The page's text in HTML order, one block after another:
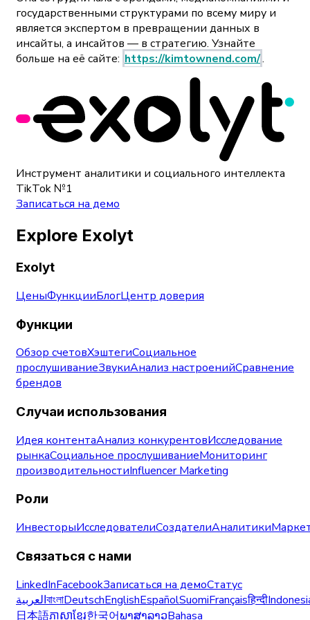
государственными структурами по всему миру и
является экспертом в превращении данных в
инсайты, а инсайтов — в стратегию. Узнайте
больше на её сайте: https://kimtownend.com/.
Инструмент аналитики и социального интеллекта
TikTok №1
Записаться на демо
Explore Exolyt
Exolyt
ЦеныФункцииБлогЦентр доверия
Функции
Обзор счетовХэштегиСоциальное
прослушиваниеЗвукиАнализ настроенийСравнение
брендов
Случаи использования
Идея контентаАнализ конкурентовИсследование
рынкаСоциальное прослушиваниеМониторинг
производительностиInfluencer Marketing
Роли
ИнвесторыИсследователиСоздателиАналитики
Связаться с нами
LinkedInFacebookЗаписаться на демоСтатус
العربيةবাংলাDeutschEnglishEspañolSuomiFrançaisहिन्दी
日本語ភាសាខ្មែរ한국어ພາສາລາວBahasa